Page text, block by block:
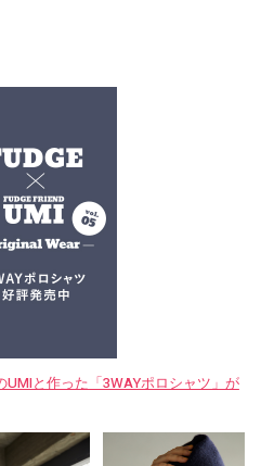
UMIと作った「3WAYポロシャツ」が